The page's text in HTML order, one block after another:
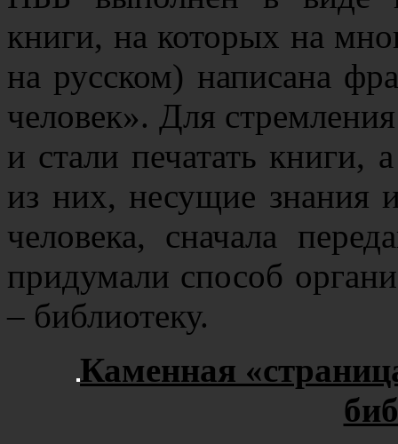
книги, на которых на
на русском) написана
человек». Для
и стали печатать книги,
из них, несущие
человека, сначала
придумали способ
– библиотеку.
Каменная